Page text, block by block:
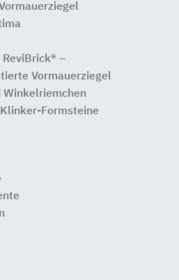
ReviBrick® –
Vormauerziegel
Winkelriemchen
Formsteine